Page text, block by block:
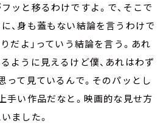
ッと移るわけですよ。で、そこで
、身も蓋もない結論を言うわけで
りだよ」っていう結論を言う。あれ
ように見えるけど僕、あれはわず
って見ているんで。そのパッとし
手い作品だなと。映画的な見せ方
ました。